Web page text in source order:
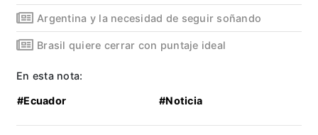
Argentina y la necesidad de seguir soñando
Brasil quiere cerrar con puntaje ideal
En esta nota:
#Ecuador #Noticia